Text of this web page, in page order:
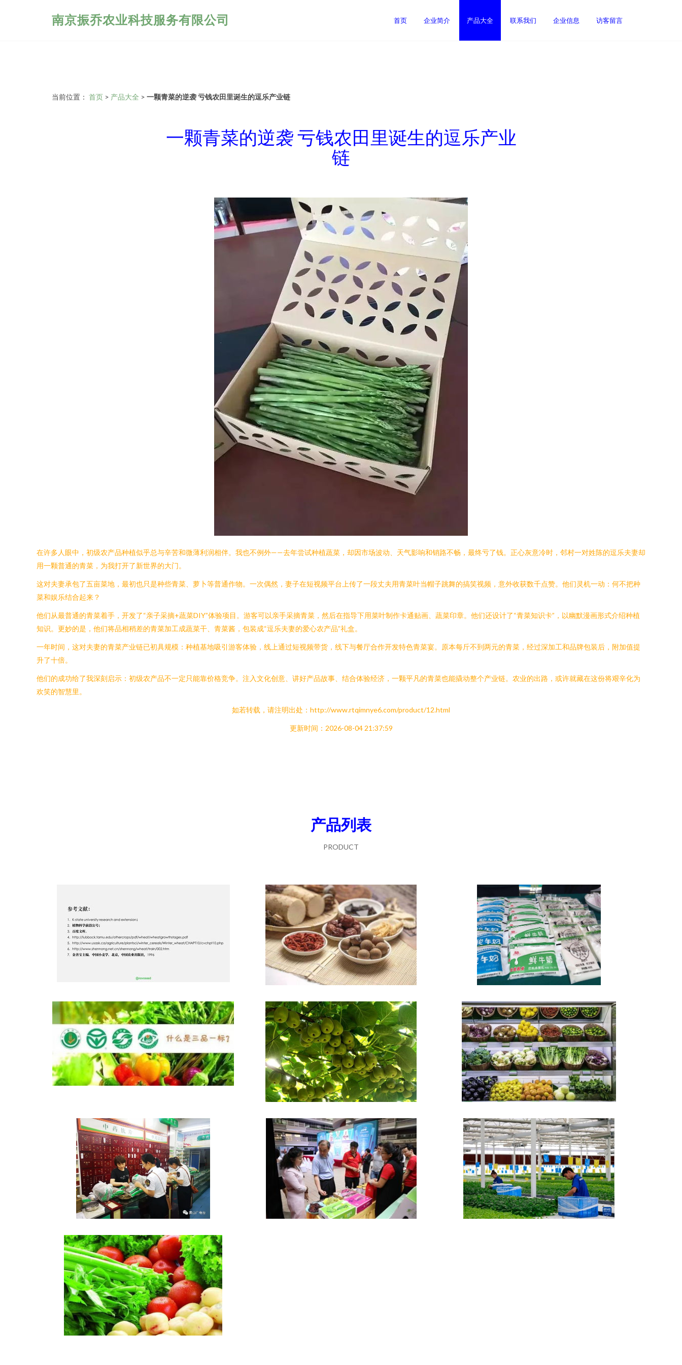
南京振乔农业科技服务有限公司 首页 企业简介 产品大全 联系我们 企业信息 访客留言
当前位置： 首页 > 产品大全 > 一颗青菜的逆袭 亏钱农田里诞生的逗乐产业链
一颗青菜的逆袭 亏钱农田里诞生的逗乐产业
链
在许多人眼中，初级农产品种植似乎总与辛苦和微薄利润相伴。我也不例外——去年尝试种植蔬菜，却因市场波动、天气影响和销路不畅，最终亏了钱。正心灰意冷时，邻村一对姓陈的逗乐夫妻却
用一颗普通的青菜，为我打开了新世界的大门。
这对夫妻承包了五亩菜地，最初也只是种些青菜、萝卜等普通作物。一次偶然，妻子在短视频平台上传了一段丈夫用青菜叶当帽子跳舞的搞笑视频，意外收获数千点赞。他们灵机一动：何不把种
菜和娱乐结合起来？
他们从最普通的青菜着手，开发了“亲子采摘+蔬菜DIY”体验项目。游客可以亲手采摘青菜，然后在指导下用菜叶制作卡通贴画、蔬菜印章。他们还设计了“青菜知识卡”，以幽默漫画形式介绍种植
知识。更妙的是，他们将品相稍差的青菜加工成蔬菜干、青菜酱，包装成“逗乐夫妻的爱心农产品”礼盒。
一年时间，这对夫妻的青菜产业链已初具规模：种植基地吸引游客体验，线上通过短视频带货，线下与餐厅合作开发特色青菜宴。原本每斤不到两元的青菜，经过深加工和品牌包装后，附加值提
升了十倍。
他们的成功给了我深刻启示：初级农产品不一定只能靠价格竞争。注入文化创意、讲好产品故事、结合体验经济，一颗平凡的青菜也能撬动整个产业链。农业的出路，或许就藏在这份将艰辛化为
欢笑的智慧里。
如若转载，请注明出处：http://www.rtqimnye6.com/product/12.html
更新时间：2026-08-04 21:37:59
产品列表
PRODUCT